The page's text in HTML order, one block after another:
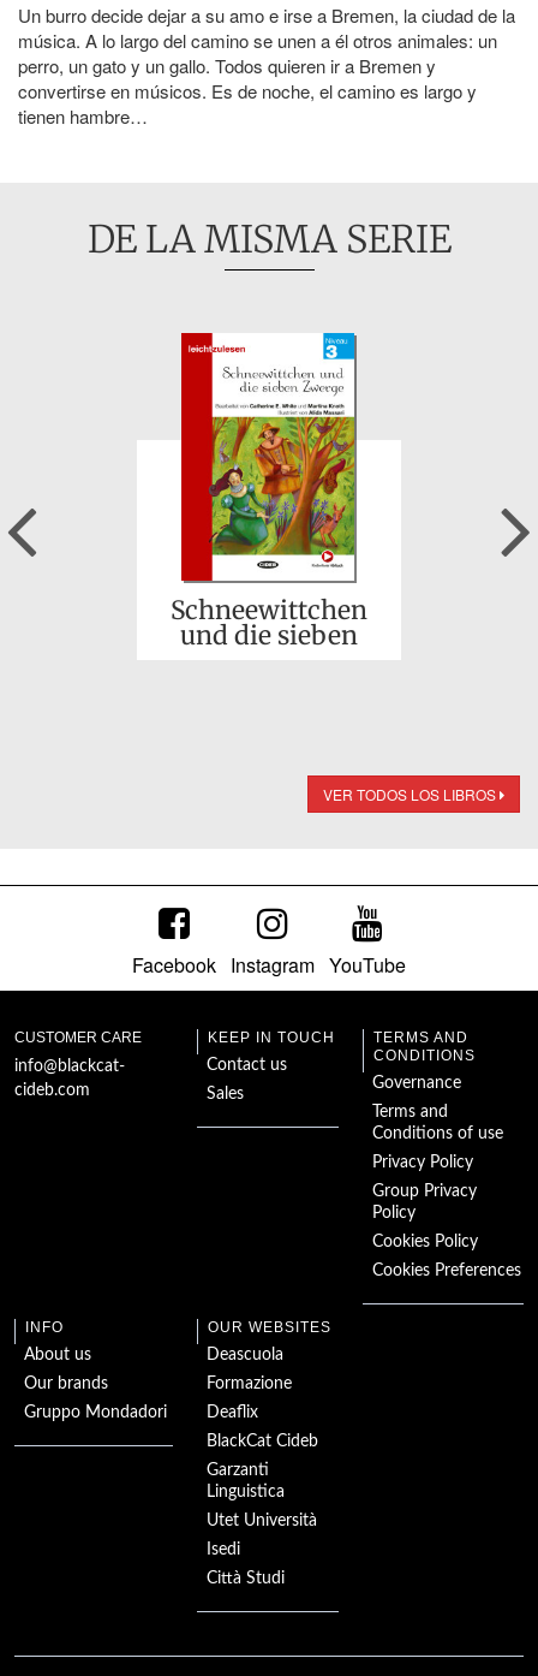
Un burro decide dejar a su amo e irse a Bremen, la ciudad de la
música. A lo largo del camino se unen a él otros animales: un
perro, un gato y un gallo. Todos quieren ir a Bremen y
convertirse en músicos. Es de noche, el camino es largo y
tienen hambre…
DE LA MISMA SERIE
Schneewittchen
und die sieben
Previous
VER TODOS LOS LIBROS
Facebook Instagram YouTube